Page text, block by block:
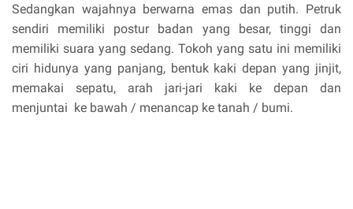
Sedangkan wajahnya berwarna emas dan putih. Petruk
sendiri memiliki postur badan yang besar, tinggi dan
memiliki suara yang sedang. Tokoh yang satu ini memiliki
ciri hidunya yang panjang, bentuk kaki depan yang jinjit,
memakai sepatu, arah jari-jari kaki ke depan dan
menjuntai ke bawah / menancap ke tanah / bumi.